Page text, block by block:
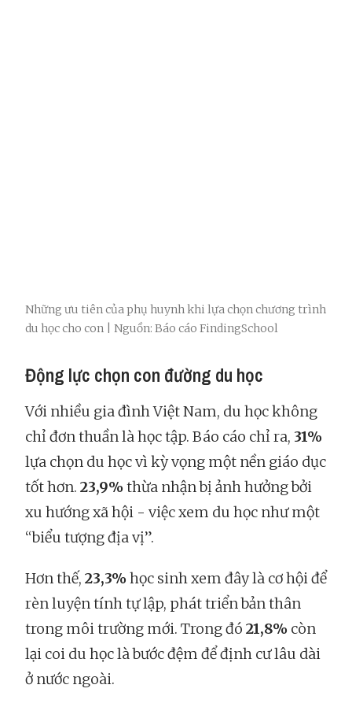
Những ưu tiên của phụ huynh khi lựa chọn chương trình
du học cho con | Nguồn: Báo cáo FindingSchool
Động lực chọn con đường du học
Với nhiều gia đình Việt Nam, du học không
chỉ đơn thuần là học tập. Báo cáo chỉ ra, 31%
lựa chọn du học vì kỳ vọng một nền giáo dục
tốt hơn. 23,9% thừa nhận bị ảnh hưởng bởi
xu hướng xã hội - việc xem du học như một
“biểu tượng địa vị”.
Hơn thế, 23,3% học sinh xem đây là cơ hội để
rèn luyện tính tự lập, phát triển bản thân
trong môi trường mới. Trong đó 21,8% còn
lại coi du học là bước đệm để định cư lâu dài
ở nước ngoài.